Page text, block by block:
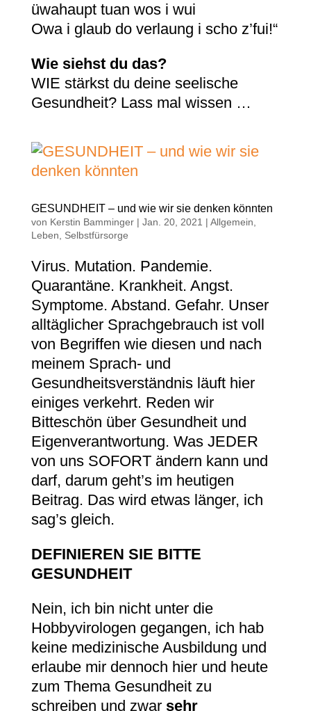
üwahaupt tuan wos i wui
Owa i glaub do verlaung i scho z’fui!“
Wie siehst du das?
WIE stärkst du deine seelische
Gesundheit? Lass mal wissen …
GESUNDHEIT – und wie wir sie denken könnten
von Kerstin Bamminger| Jan. 20, 2021 | Allgemein
Leben
Selbstfürsorge
Virus. Mutation. Pandemie.
Quarantäne. Krankheit. Angst.
Symptome. Abstand. Gefahr. Unser
alltäglicher Sprachgebrauch ist voll
von Begriffen wie diesen und nach
meinem Sprach- und
Gesundheitsverständnis läuft hier
einiges verkehrt. Reden wir
Bitteschön über Gesundheit und
Eigenverantwortung. Was JEDER
von uns SOFORT ändern kann und
darf, darum geht’s im heutigen
Beitrag. Das wird etwas länger, ich
sag’s gleich.
DEFINIEREN SIE BITTE
GESUNDHEIT
Nein, ich bin nicht unter die
Hobbyvirologen gegangen, ich hab
keine medizinische Ausbildung und
erlaube mir dennoch hier und heute
zum Thema Gesundheit zu
schreiben und zwar sehr